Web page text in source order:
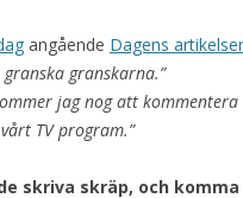
angående Dagens
granskarna.”
jag nog att
TV program.”
skriva skräp, och